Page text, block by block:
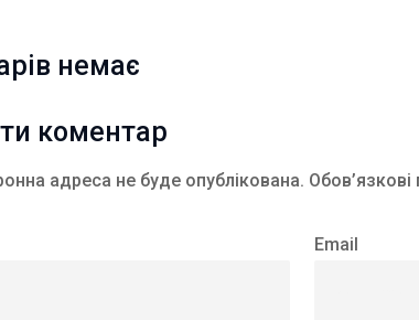
немає
коментар
адреса не буде опублікована.
Email